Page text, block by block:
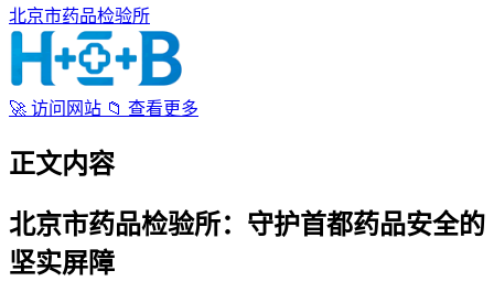
北京市药品检验所
🚀 访问网站 📁 查看更多
正文内容
北京市药品检验所：守护首都药品安全的
坚实屏障